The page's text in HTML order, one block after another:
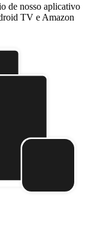
de nosso aplicativo
TV e Amazon